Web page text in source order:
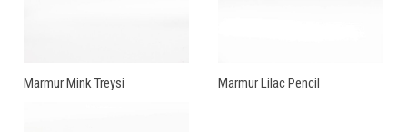
Marmur Mink Treysi Marmur Lilac Pencil